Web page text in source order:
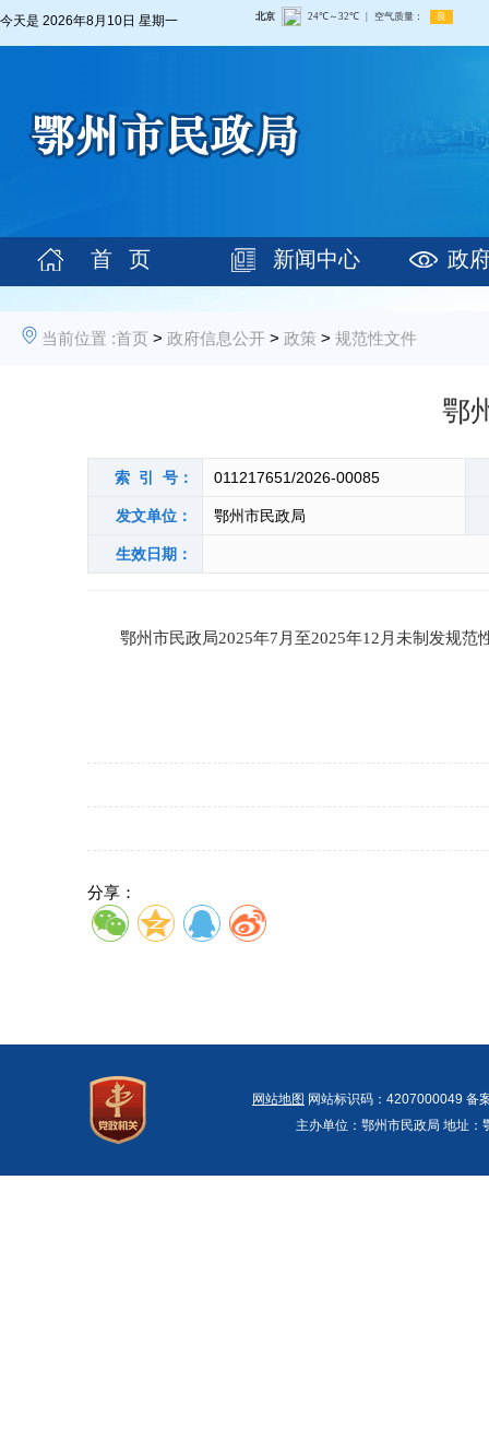
今天是 2026年8月10日 星期一
首 页 新闻中心 政
当前位置 :首页 > 政府信息公开 > 政策 > 规范性文件
鄂
索 引 号： 011217651/2026-00085
发文单位： 鄂州市民政局
生效日期：
鄂州市民政局2025年7月至2025年12月未制发规范
分享：
网站地图 网站标识码：4207000049
主办单位：鄂州市民政局 地址